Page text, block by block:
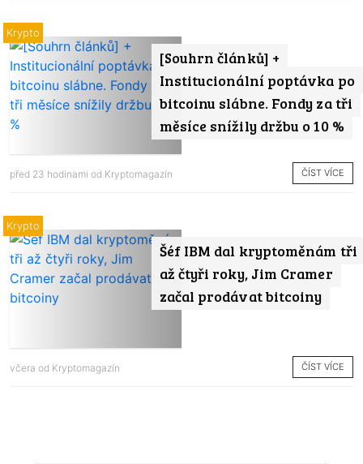
[Souhrn článků] +
Institucionální poptávka po
bitcoinu slábne. Fondy za tři
měsíce snížily držbu o 10 %
Krypto
před 23 hodinami od Kryptomagazín ČÍST VÍCE
Šéf IBM dal kryptoměnám tři
až čtyři roky, Jim Cramer
začal prodávat bitcoiny
Krypto
včera od Kryptomagazín ČÍST VÍCE